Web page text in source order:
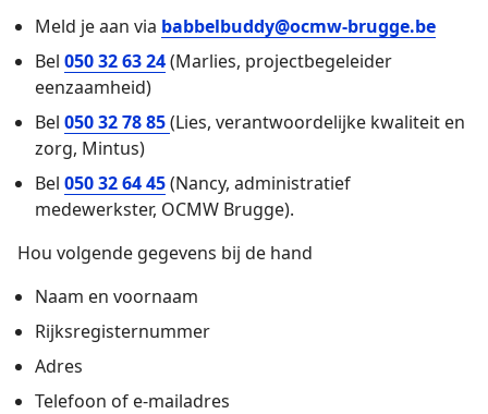
Enkele studenten verpleegdkunde organiseerden een
bijeenkomst voor de babbelbuddy's. We werden
uitgenodigd in hun vetrouwde omgeving, namelijk ZoWe
Hogeschool.
Meld je aan via babbelbuddy@ocmw-brugge.be
Bel 050 32 63 24(Marlies, projectbegeleider
eenzaamheid)
Bel 050 32 78 85(Lies, verantwoordelijke kwaliteit en
zorg, Mintus)
Bel 050 32 64 45(Nancy, administratief
medewerkster, OCMW Brugge).
Hou volgende gegevens bij de hand
Naam en voornaam
Rijksregisternummer
Adres
Telefoon of e-mailadres